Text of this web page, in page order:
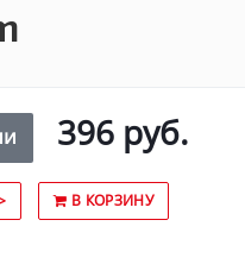
396 руб.
В КОРЗИНУ